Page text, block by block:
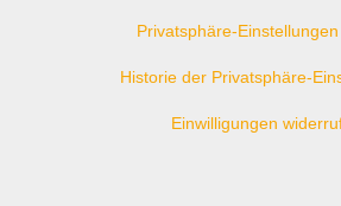
Privatsphäre-
Historie der Privatsphäre-
Einwilligungen